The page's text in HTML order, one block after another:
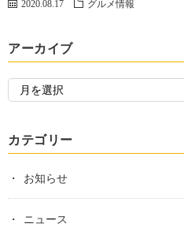
2020.08.17 グルメ情報
アーカイブ
カテゴリー
お知らせ
ニュース